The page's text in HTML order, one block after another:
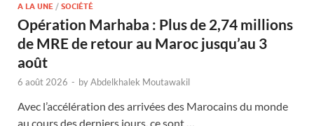
A LA UNE / SOCIÉTÉ
Opération Marhaba : Plus de 2,74 millions
de MRE de retour au Maroc jusqu’au 3
août
6 août 2026 - byAbdelkhalek Moutawakil
Avec l’accélération des arrivées des Marocains du monde
au cours des derniers jours, ce sont …